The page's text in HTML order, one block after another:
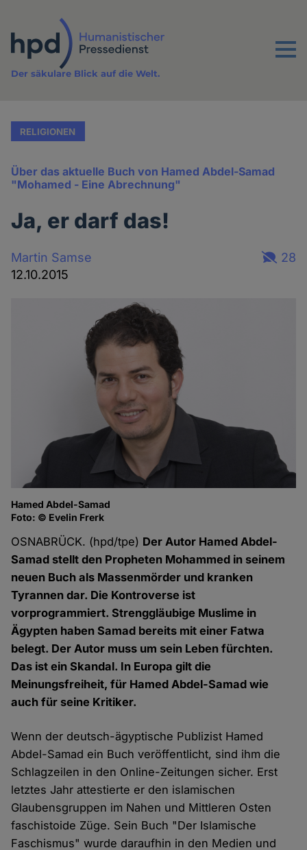
Inhalt
Menu
Der säkulare Blick auf die Welt.
RELIGIONEN
Über das aktuelle Buch von Hamed Abdel-Samad
"Mohamed - Eine Abrechnung"
Ja, er darf das!
Martin Samse
12.10.2015
28
Hamed Abdel-Samad
Foto: © Evelin Frerk
OSNABRÜCK. (hpd/tpe) Der Autor Hamed Abdel-
Samad stellt den Propheten Mohammed in seinem
neuen Buch als Massenmörder und kranken
Tyrannen dar. Die Kontroverse ist
vorprogrammiert. Strenggläubige Muslime in
Ägypten haben Samad bereits mit einer Fatwa
belegt. Der Autor muss um sein Leben fürchten.
Das ist ein Skandal. In Europa gilt die
Meinungsfreiheit, für Hamed Abdel-Samad wie
auch für seine Kritiker.
Wenn der deutsch-ägyptische Publizist Hamed
Abdel-Samad ein Buch veröffentlicht, sind ihm die
Schlagzeilen in den Online-Zeitungen sicher. Erst
letztes Jahr attestierte er den islamischen
Glaubensgruppen im Nahen und Mittleren Osten
faschistoide Züge. Sein Buch "Der Islamische
Faschismus" wurde daraufhin in den Medien und